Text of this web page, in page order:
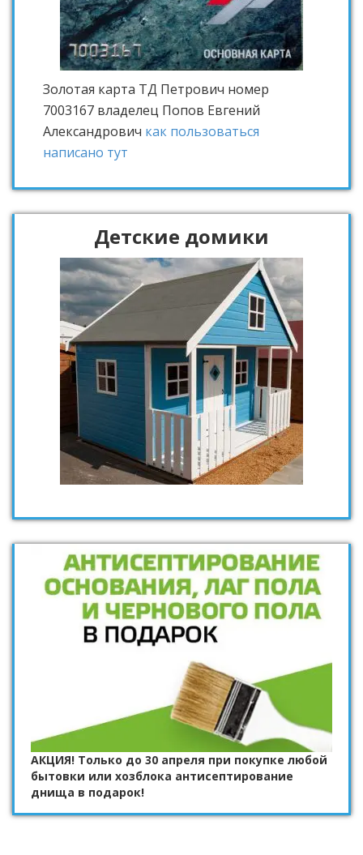
Золотая карта ТД Петрович номер
7003167 владелец Попов Евгений
Александрович как пользоваться
написано тут
Детские домики
АКЦИЯ! Только до 30 апреля при покупке любой
бытовки или хозблока антисептирование
днища в подарок!